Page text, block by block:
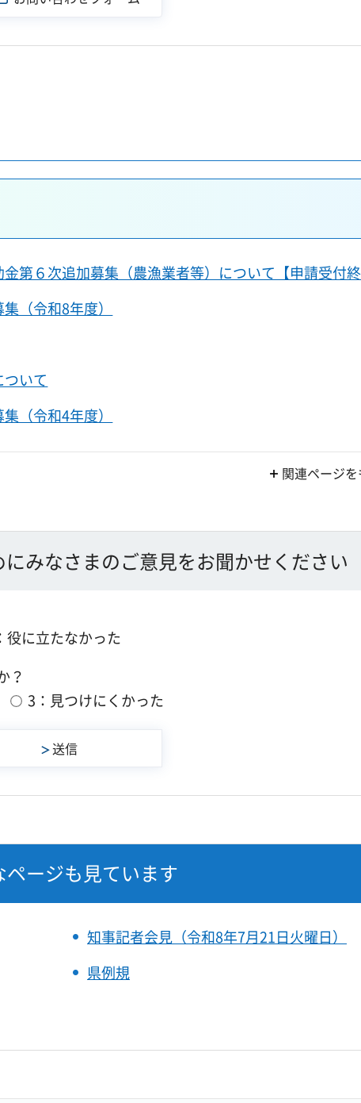
第６次追加募集（農漁業者等）について【申請受付
（令和8年度）
いて
（令和4年度）
関連ページ
みなさまのご意見をお聞かせください
役に立たなかった
？
3：見つけにくかった
ージも見ています
知事記者会見（令和8年7月21日火曜日）
県例規